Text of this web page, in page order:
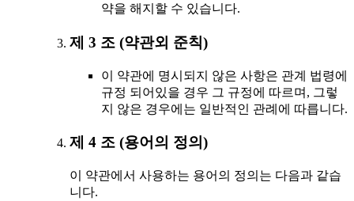
약을 해지할 수 있습니다.
제 3 조 (약관외 준칙)
이 약관에 명시되지 않은 사항은 관계 법령에
규정 되어있을 경우 그 규정에 따르며, 그렇
지 않은 경우에는 일반적인 관례에 따릅니다.
제 4 조 (용어의 정의)
이 약관에서 사용하는 용어의 정의는 다음과 같습
니다.